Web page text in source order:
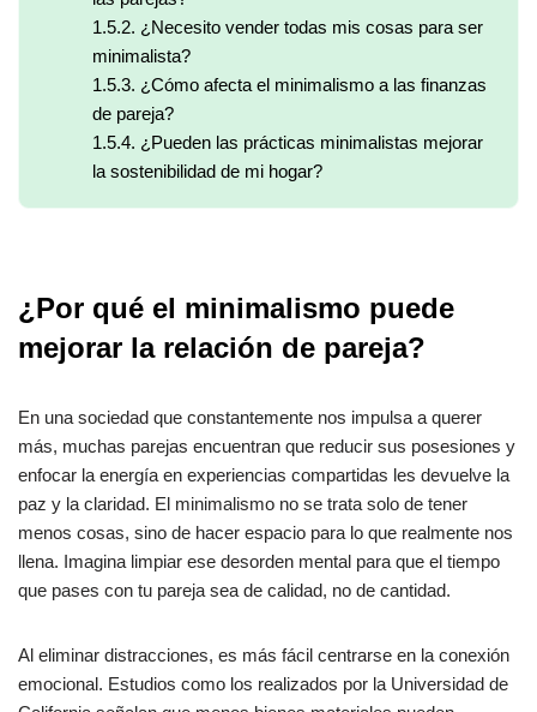
1.5.2. ¿Necesito vender todas mis cosas para ser
minimalista?
1.5.3. ¿Cómo afecta el minimalismo a las finanzas
de pareja?
1.5.4. ¿Pueden las prácticas minimalistas mejorar
la sostenibilidad de mi hogar?
¿Por qué el minimalismo puede
mejorar la relación de pareja?
En una sociedad que constantemente nos impulsa a querer
más, muchas parejas encuentran que reducir sus posesiones y
enfocar la energía en experiencias compartidas les devuelve la
paz y la claridad. El minimalismo no se trata solo de tener
menos cosas, sino de hacer espacio para lo que realmente nos
llena. Imagina limpiar ese desorden mental para que el tiempo
que pases con tu pareja sea de calidad, no de cantidad.
Al eliminar distracciones, es más fácil centrarse en la conexión
emocional. Estudios como los realizados por la Universidad de